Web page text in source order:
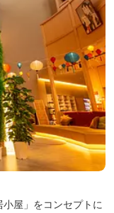
屋」をコンセプトに